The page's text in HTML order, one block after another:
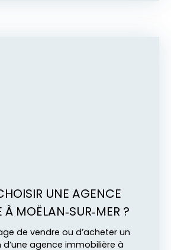
UNE AGENCE
À MOËLAN‑SUR‑MER ?
de vendre ou d’acheter un
agence immobilière à